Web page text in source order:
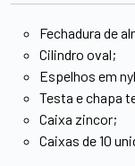
Fechadura de
Cilindro oval;
Espelhos em
Testa e chapa
Caixa zincor;
Caixas de 10